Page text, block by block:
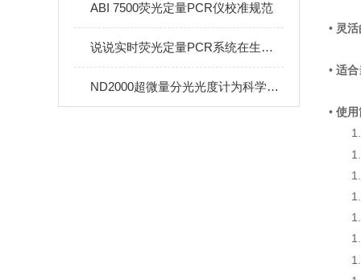
ABI 7500荧光定量PCR仪校准规范
说说实时荧光定量PCR系统在生物医学研究中的应用
ND2000超微量分光光度计为科学研究和工业生产提供了重要的数据支持
• 灵活
• 适合
• 使用
1.